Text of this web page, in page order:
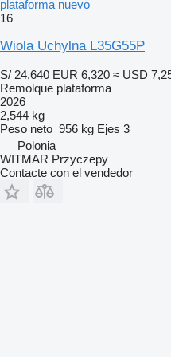
plataforma nuevo
16
Wiola Uchylna L35G55P
S/ 24,640 EUR 6,320 ≈ USD
Remolque plataforma
2026
2,544 kg
Peso neto 956 kg Ejes 3
Polonia
WITMAR Przyczepy
Contacte con el vendedor